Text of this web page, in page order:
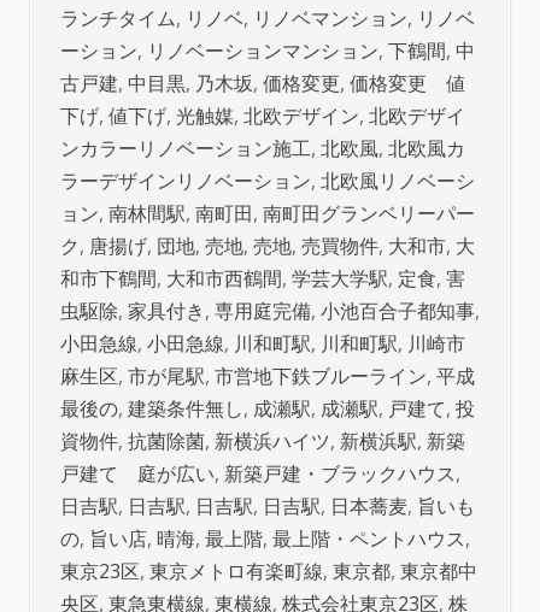
ランチタイム, リノベ, リノベマンション, リノベ
ーション, リノベーションマンション, 下鶴間, 中
古戸建, 中目黒, 乃木坂, 価格変更, 価格変更 値
下げ, 値下げ, 光触媒, 北欧デザイン, 北欧デザイ
ンカラーリノベーション施工, 北欧風, 北欧風カ
ラーデザインリノベーション, 北欧風リノベーシ
ョン, 南林間駅, 南町田, 南町田グランベリーパー
ク, 唐揚げ, 団地, 売地, 売地, 売買物件, 大和市, 大
和市下鶴間, 大和市西鶴間, 学芸大学駅, 定食, 害
虫駆除, 家具付き, 専用庭完備, 小池百合子都知事,
小田急線, 小田急線, 川和町駅, 川和町駅, 川崎市
麻生区, 市が尾駅, 市営地下鉄ブルーライン, 平成
最後の, 建築条件無し, 成瀬駅, 成瀬駅, 戸建て, 投
資物件, 抗菌除菌, 新横浜ハイツ, 新横浜駅, 新築
戸建て 庭が広い, 新築戸建・ブラックハウス,
日吉駅, 日吉駅, 日吉駅, 日吉駅, 日本蕎麦, 旨いも
の, 旨い店, 晴海, 最上階, 最上階・ペントハウス,
東京23区, 東京メトロ有楽町線, 東京都, 東京都中
央区, 東急東横線, 東横線, 株式会社東京23区, 株